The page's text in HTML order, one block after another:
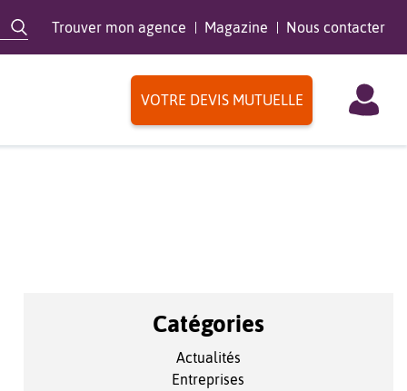
Trouver mon agence Magazine Nous contacter
VOTRE DEVIS MUTUELLE
Catégories
Actualités
Entreprises